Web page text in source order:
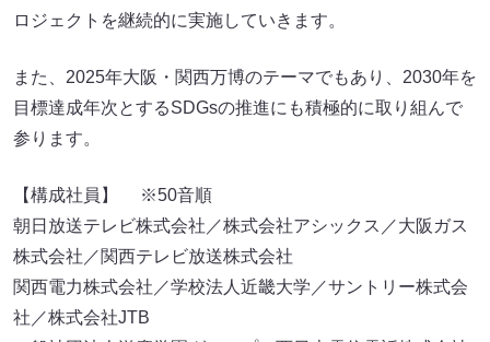
ロジェクトを継続的に実施していきます。
また、2025年大阪・関西万博のテーマでもあり、2030年を
目標達成年次とするSDGsの推進にも積極的に取り組んで
参ります。
【構成社員】 ※50音順
朝日放送テレビ株式会社／株式会社アシックス／大阪ガス
株式会社／関西テレビ放送株式会社
関西電力株式会社／学校法人近畿大学／サントリー株式会
社／株式会社JTB